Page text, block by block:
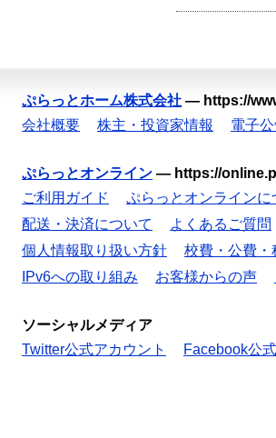
ぷらっとホーム株式会社 — https://
会社概要
株主・投資家情報 電子
ぷらっとオンライン — https://
ご利用ガイド
ぷらっとオンラインに
配送・決済について
よくあるご質問
個人情報取り扱い方針
校費・公費・
IPv6への取り組み
お客様からの声
ソーシャルメディア
Twitter公式アカウント
Facebook公